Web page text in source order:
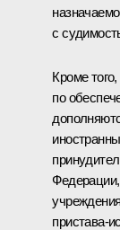
с
Кроме
по
пристава-